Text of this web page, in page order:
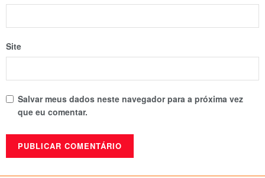
Site
Salvar meus dados neste navegador para a próxima vez
que eu comentar.